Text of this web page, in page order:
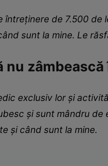
întreținere de 7.500
sunt la mine. Le
nu zâmbească
exclusiv lor și
și sunt mândru
și când sunt la mine.